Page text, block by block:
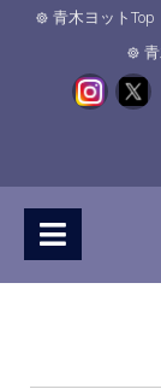
青木ヨットTop